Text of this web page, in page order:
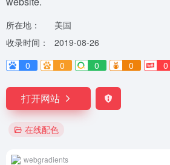
所在地：
美国
收录时间：
2019-08-26
0
0 0 0 0
打开网站
在线配色
webgradients